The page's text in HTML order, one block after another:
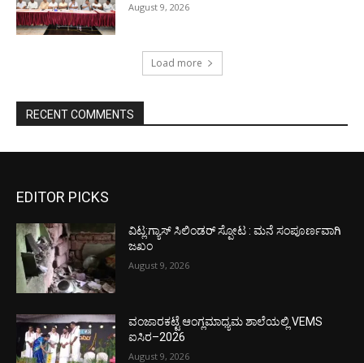
August 9, 2026
Load more
RECENT COMMENTS
EDITOR PICKS
ವಿಟ್ಲ:ಗ್ಯಾಸ್ ಸಿಲಿಂಡರ್ ಸ್ಪೋಟ : ಮನೆ ಸಂಪೂರ್ಣವಾಗಿ
ಜಖಂ
August 9, 2026
ವಂಜಾರಕಟ್ಟೆ ಆಂಗ್ಲಮಾಧ್ಯಮ ಶಾಲೆಯಲ್ಲಿ VEMS
ಐಸಿರ–2026
August 9, 2026